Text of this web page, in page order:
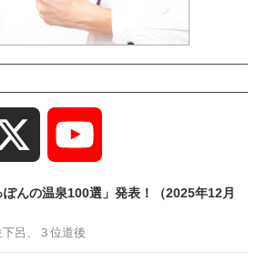
Channel
んの温泉100選」発表！（2025年12月
呂、３位道後